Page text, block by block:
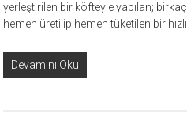
yerleştirilen bir köfteyle yapılan;
hemen üretilip hemen tüketilen bir hızlı
Devamını Oku